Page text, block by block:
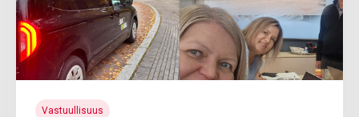
Vastuullisuus